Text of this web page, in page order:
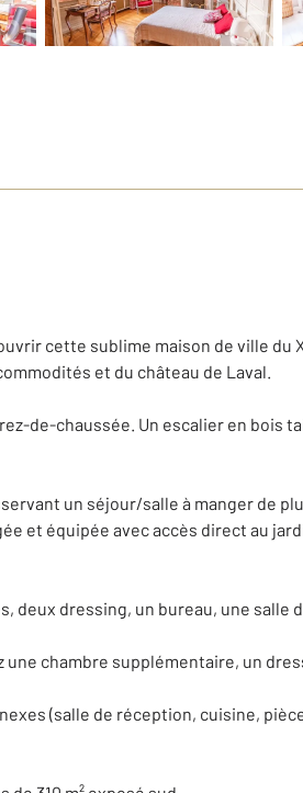
cette sublime maison de ville du
et du château de Laval.
de-chaussée. Un escalier en bois
un séjour/salle à manger de
et équipée avec accès direct au
dressing, un bureau, une salle
chambre supplémentaire, un
(salle de réception, cuisine,